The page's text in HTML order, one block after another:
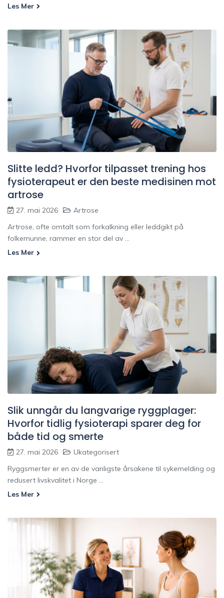
Les Mer
Slitte ledd? Hvorfor tilpasset trening hos
fysioterapeut er den beste medisinen mot
artrose
27. mai 2026
Artrose
Artrose, ofte omtalt som forkalkning eller leddgikt på
folkemunne, rammer en stor del av ...
Les Mer
Slik unngår du langvarige ryggplager:
Hvorfor tidlig fysioterapi sparer deg for
både tid og smerte
27. mai 2026
Ukategorisert
Ryggsmerter er en av de vanligste årsakene til sykemelding og
redusert livskvalitet i Norge ...
Les Mer